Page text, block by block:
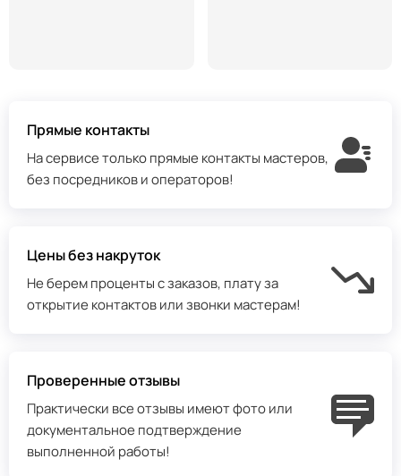
Прямые контакты
На сервисе только прямые контакты мастеров,
без посредников и операторов!
Цены без накруток
Не берем проценты с заказов, плату за
открытие контактов или звонки мастерам!
Проверенные отзывы
Практически все отзывы имеют фото или
документальное подтверждение
выполненной работы!